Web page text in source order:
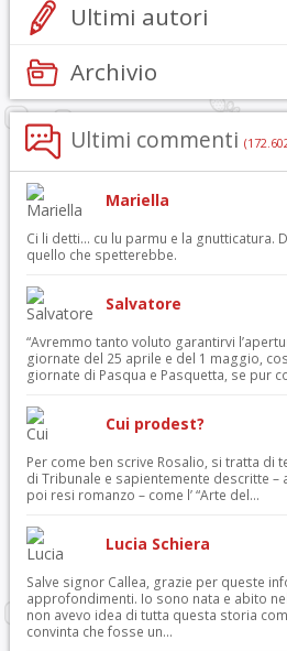
Ultimi autori
Archivio
Ultimi commenti
Mariella
Ci li detti… cu lu parmu e la gnutticatura.
quello che spetterebbe.
Salvatore
“Avremmo tanto voluto garantirvi
giornate del 25 aprile e del 1 maggio,
giornate di Pasqua e Pasquetta, se pur
Cui prodest?
Per come ben scrive Rosalio, si tratta di
di Tribunale e sapientemente descritte –
poi resi romanzo – come l’ “Arte del...
Lucia Schiera
Salve signor Callea, grazie per queste
approfondimenti. Io sono nata e abito
non avevo idea di tutta questa storia
convinta che fosse un...